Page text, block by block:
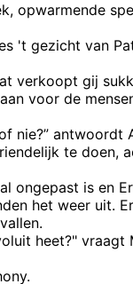
opwarmende
't gezicht van
verkoopt gij
voor de
nie?” antwoordt
te doen,
ongepast is en
het weer uit.
heet?" vraagt